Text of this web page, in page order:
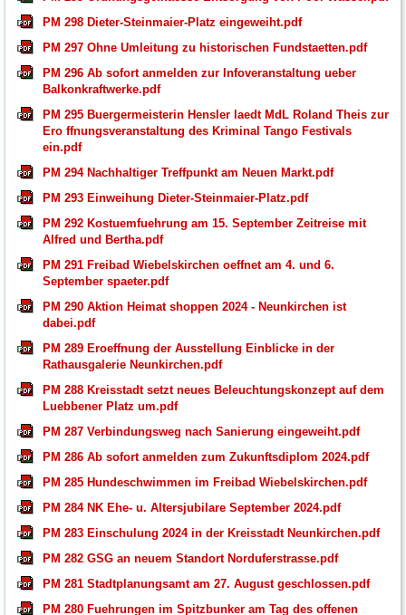
PM 298 Dieter-Steinmaier-Platz eingeweiht.pdf
PM 297 Ohne Umleitung zu historischen Fundstaetten.pdf
PM 296 Ab sofort anmelden zur Infoveranstaltung ueber
Balkonkraftwerke.pdf
PM 295 Buergermeisterin Hensler laedt MdL Roland Theis zur
Ero ffnungsveranstaltung des Kriminal Tango Festivals
ein.pdf
PM 294 Nachhaltiger Treffpunkt am Neuen Markt.pdf
PM 293 Einweihung Dieter-Steinmaier-Platz.pdf
PM 292 Kostuemfuehrung am 15. September Zeitreise mit
Alfred und Bertha.pdf
PM 291 Freibad Wiebelskirchen oeffnet am 4. und 6.
September spaeter.pdf
PM 290 Aktion Heimat shoppen 2024 - Neunkirchen ist
dabei.pdf
PM 289 Eroeffnung der Ausstellung Einblicke in der
Rathausgalerie Neunkirchen.pdf
PM 288 Kreisstadt setzt neues Beleuchtungskonzept auf dem
Luebbener Platz um.pdf
PM 287 Verbindungsweg nach Sanierung eingeweiht.pdf
PM 286 Ab sofort anmelden zum Zukunftsdiplom 2024.pdf
PM 285 Hundeschwimmen im Freibad Wiebelskirchen.pdf
PM 284 NK Ehe- u. Altersjubilare September 2024.pdf
PM 283 Einschulung 2024 in der Kreisstadt Neunkirchen.pdf
PM 282 GSG an neuem Standort Norduferstrasse.pdf
PM 281 Stadtplanungsamt am 27. August geschlossen.pdf
PM 280 Fuehrungen im Spitzbunker am Tag des offenen